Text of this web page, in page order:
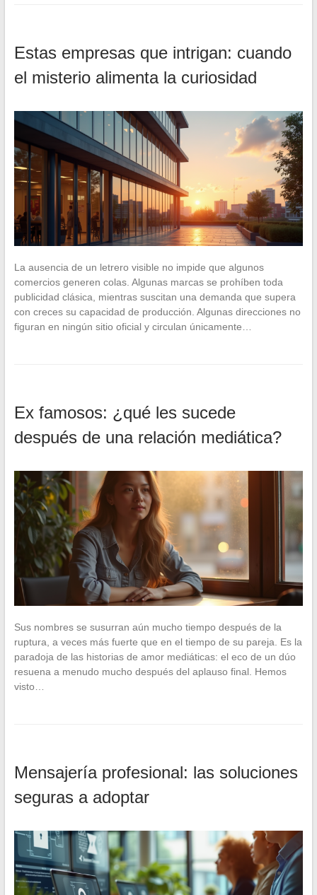
Estas empresas que intrigan: cuando
el misterio alimenta la curiosidad
La ausencia de un letrero visible no impide que algunos
comercios generen colas. Algunas marcas se prohíben toda
publicidad clásica, mientras suscitan una demanda que supera
con creces su capacidad de producción. Algunas direcciones no
figuran en ningún sitio oficial y circulan únicamente…
Ex famosos: ¿qué les sucede
después de una relación mediática?
Sus nombres se susurran aún mucho tiempo después de la
ruptura, a veces más fuerte que en el tiempo de su pareja. Es la
paradoja de las historias de amor mediáticas: el eco de un dúo
resuena a menudo mucho después del aplauso final. Hemos
visto…
Mensajería profesional: las soluciones
seguras a adoptar